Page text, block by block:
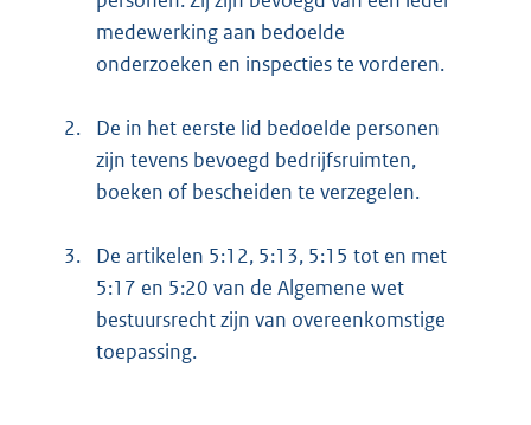
medewerking aan bedoelde
onderzoeken en inspecties te vorderen.
2.
De in het eerste lid bedoelde personen
zijn tevens bevoegd bedrijfsruimten,
boeken of bescheiden te verzegelen.
3.
De artikelen 5:12, 5:13, 5:15 tot en met
5:17 en 5:20 van de Algemene wet
bestuursrecht zijn van overeenkomstige
toepassing.